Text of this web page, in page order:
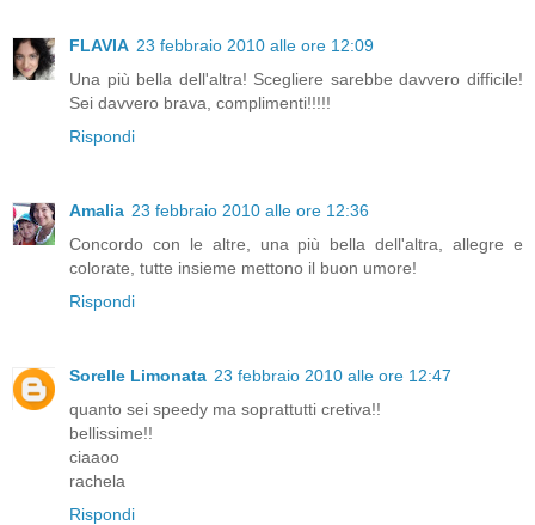
FLAVIA 23 febbraio 2010 alle ore 12:09
Una più bella dell'altra! Scegliere sarebbe davvero difficile!
Sei davvero brava, complimenti!!!!!
Rispondi
Amalia 23 febbraio 2010 alle ore 12:36
Concordo con le altre, una più bella dell'altra, allegre e
colorate, tutte insieme mettono il buon umore!
Rispondi
Sorelle Limonata 23 febbraio 2010 alle ore 12:47
quanto sei speedy ma soprattutti cretiva!!
bellissime!!
ciaaoo
rachela
Rispondi